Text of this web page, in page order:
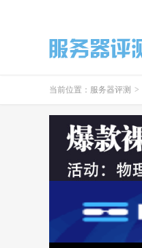
当前位置： 服务器评测 >